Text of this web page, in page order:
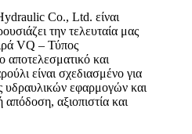
Co., Ltd. είναι
την τελευταία μας
VQ – Τύπος
αποτελεσματικό και
είναι σχεδιασμένο για
υδραυλικών εφαρμογών και
απόδοση, αξιοπιστία και